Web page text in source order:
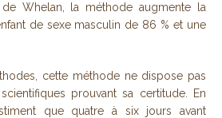
Whelan, la méthode augmente la
de sexe masculin de 86 % et une
cette méthode ne dispose pas
prouvant sa certitude. En
que quatre à six jours avant